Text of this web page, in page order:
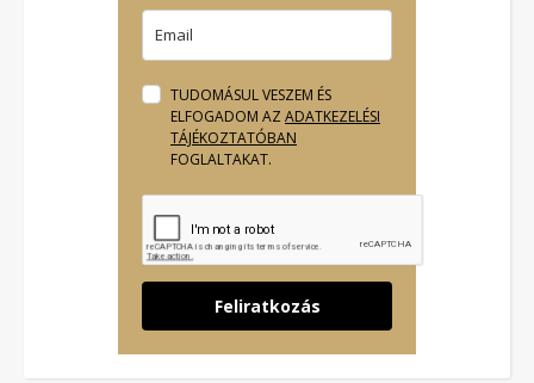
TUDOMÁSUL VESZEM ÉS
ELFOGADOM AZ ADATKEZELÉSI
TÁJÉKOZTATÓBAN
FOGLALTAKAT.
Feliratkozás